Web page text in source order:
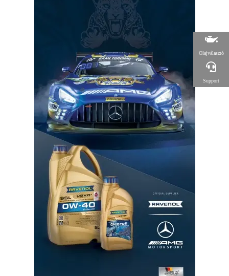
Olajválasztó
Support